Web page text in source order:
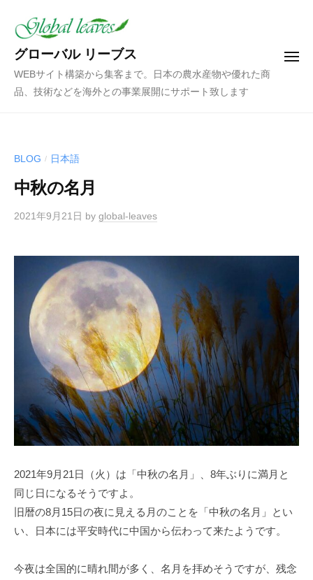
グローバル リーブス
WEBサイト構築から集客まで。日本の農水産物や優れた商
品、技術などを海外との事業展開にサポート致します
メ
BLOG / 日本語
中秋の名月
2021年9月21日 by global-leaves
2021年9月21日（火）は「中秋の名月」、8年ぶりに満月と
同じ日になるそうですよ。
旧暦の8月15日の夜に見える月のことを「中秋の名月」とい
い、日本には平安時代に中国から伝わって来たようです。
今夜は全国的に晴れ間が多く、名月を拝めそうですが、残念